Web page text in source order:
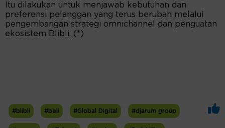
Itu dilakukan untuk menjawab kebutuhan dan
preferensi pelanggan yang terus berubah melalui
pengembangan strategi omnichannel dan penguatan
ekosistem Blibli. (*)
#blibli #beli #Global Digital #djarum group